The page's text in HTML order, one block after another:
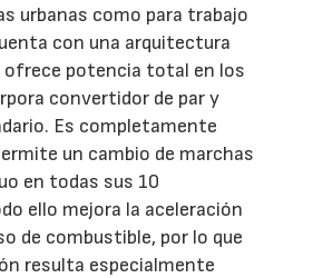
urbanas como para trabajo
con una arquitectura
ofrece potencia total en los
convertidor de par y
Es completamente
un cambio de marchas
en todas sus 10
ello mejora la aceleración
de combustible, por lo que
resulta especialmente